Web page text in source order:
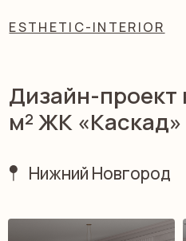
ESTHETIC-INTERIOR
ESTHETIC-INTERIOR
Дизайн-проект
м² ЖК «Каскад»